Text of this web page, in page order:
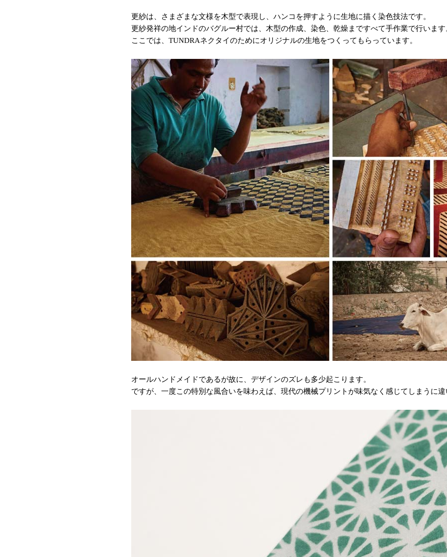
更紗は、さまざまな文様を木型で表現し、ハンコを押すように生地に描く染色技法です。
更紗発祥の地インドのバグルー村では、木型の作成、染色、乾燥まですべて手作業で行います
ここでは、TUNDRAネクタイのためにオリジナルの生地をつくってもらっています。
オールハンドメイドであるが故に、デザインのズレも多少起こります。
ですが、一度この特別な風合いを味わえば、現代の機械プリントが味気なく感じてしまうに